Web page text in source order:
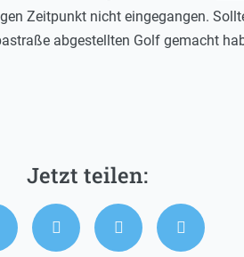
Zeitpunkt nicht eingegangen.
abgestellten Golf gemacht